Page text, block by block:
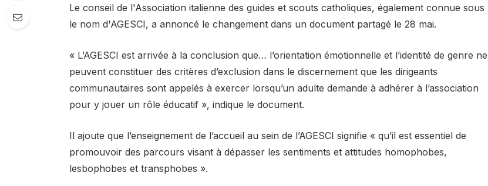
Le conseil de l'Association italienne des guides et scouts catholiques, également connue sous
le nom d'AGESCI, a annoncé le changement dans un document partagé le 28 mai.
« L’AGESCI est arrivée à la conclusion que… l’orientation émotionnelle et l’identité de genre ne
peuvent constituer des critères d’exclusion dans le discernement que les dirigeants
communautaires sont appelés à exercer lorsqu’un adulte demande à adhérer à l’association
pour y jouer un rôle éducatif », indique le document.
Il ajoute que l’enseignement de l’accueil au sein de l’AGESCI signifie « qu’il est essentiel de
promouvoir des parcours visant à dépasser les sentiments et attitudes homophobes,
lesbophobes et transphobes ».